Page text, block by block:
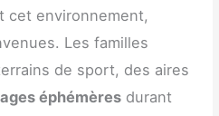
cet environnement,
Les familles
de sport, des aires
éphémères durant